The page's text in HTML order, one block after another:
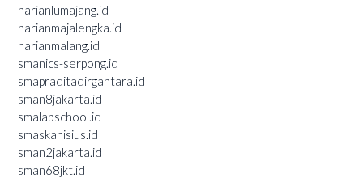
harianlumajang.id
harianmajalengka.id
harianmalang.id
smanics-serpong.id
smapraditadirgantara.id
sman8jakarta.id
smalabschool.id
smaskanisius.id
sman2jakarta.id
sman68jkt.id